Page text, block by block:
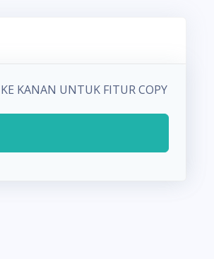
KANAN UNTUK FITUR COPY PADA